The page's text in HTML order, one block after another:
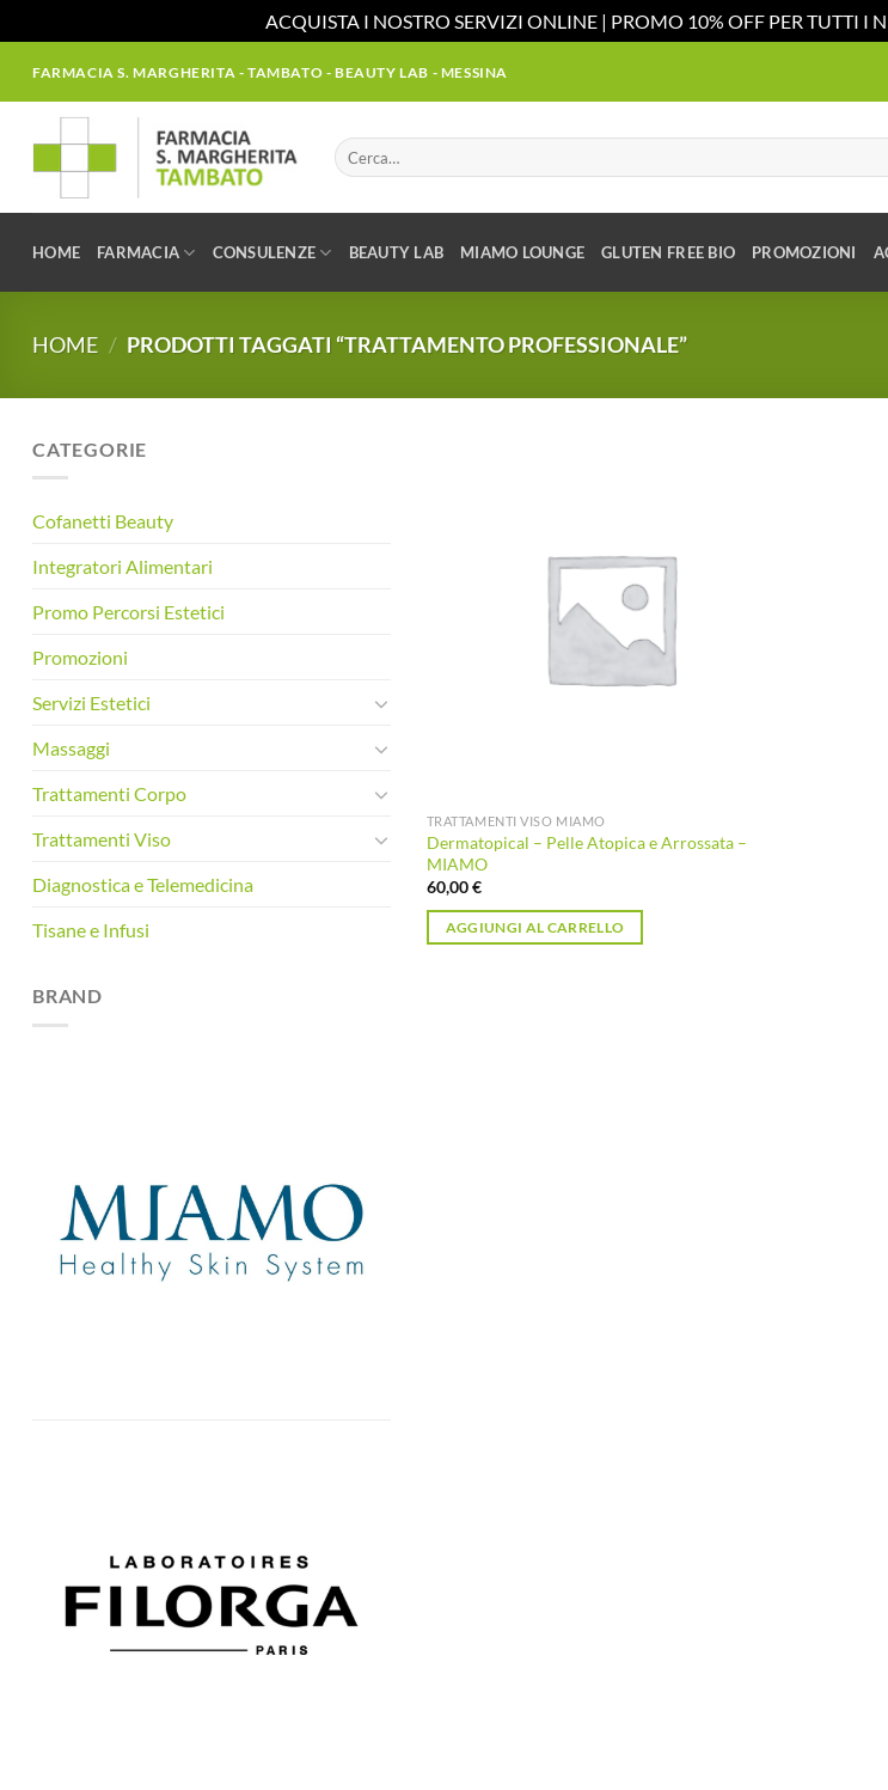
ACQUISTA I NOSTRO SERVIZI ONLINE | PROMO 10% OFF PER TUTTI
contenuti
FARMACIA S. MARGHERITA - TAMBATO - BEAUTY LAB - MESSINA
Cerca:
HOME FARMACIA CONSULENZE BEAUTY LAB MIAMO LOUNGE GLUTEN FREE BIO PROMOZIONI
HOME / PRODOTTI TAGGATI “TRATTAMENTO PROFESSIONALE”
CATEGORIE
Cofanetti Beauty
Integratori Alimentari
Promo Percorsi Estetici
Promozioni
Servizi Estetici
Massaggi
Trattamenti Corpo
Trattamenti Viso
Diagnostica e Telemedicina
Tisane e Infusi
BRAND
TRATTAMENTI VISO MIAMO
Dermatopical – Pelle Atopica e Arrossata –
MIAMO
60,00€
AGGIUNGI AL CARRELLO